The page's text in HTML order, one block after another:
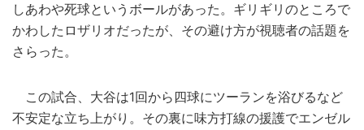
しあわや死球というボールがあった。ギリギリのところで
かわしたロザリオだったが、その避け方が視聴者の話題を
さらった。
この試合、大谷は1回から四球にツーランを浴びるなど
不安定な立ち上がり。その裏に味方打線の援護でエンゼル